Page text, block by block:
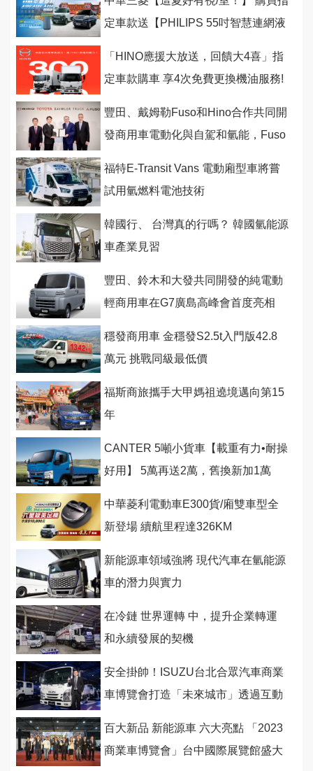
定車款送【PHILIPS 55吋智慧連網液
「HINO應援大放送，回饋大4喜」指
定車款購車 享4次免費更換機油服務!
豐田、戴姆勒Fuso和Hino合作共同開
發商用車電動化與自駕和氫能，Fuso
福特E-Transit Vans 電動廂型車將嘗
試用氫燃料電池技術
韓國行、 台灣真的行嗎？ 韓國氫能源
車產業見習
豐田、鈴木和大發共同開發的純電動
輕商用車在G7廣島高峰會首度亮相
穩發商用車 金穩發S2.5t入門版42.8
萬元 挑戰同級最低價
福斯商旅攜手大甲媽祖遶境邁向第15
年
CANTER 5噸小貨車【載重有力•耐操
好用】 5萬再送2萬，舊換新加1萬
中華菱利電動車E300貨/廂雙車型全
新登場 續航里程達326KM
新能源車領域強將 現代汽車在氫能源
車的潛力與實力
在冷鏈 世界運轉 中，提升企業轉運
和永續發展的契機
安全掛帥！ISUZU台北合眾汽車商業
車博覽會打造「未來城市」透過互動
百大新品 新能源車 六大亮點 「2023
商業車博覽會」台中國際展覽館盛大